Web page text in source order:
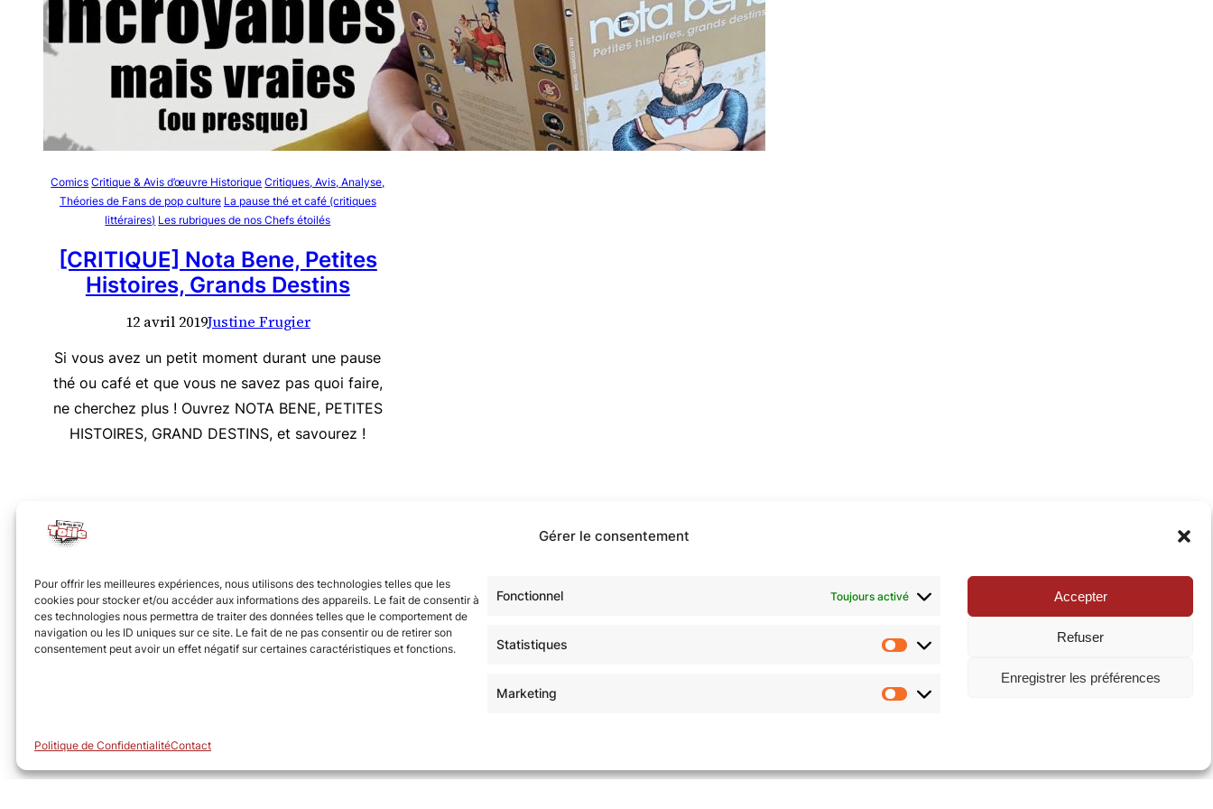
Gérer le consentement
Pour offrir les meilleures expériences, nous utilisons des technologies telles que les
cookies pour stocker et/ou accéder aux informations des appareils. Le fait de consentir à
ces technologies nous permettra de traiter des données telles que le comportement de
navigation ou les ID uniques sur ce site. Le fait de ne pas consentir ou de retirer son
consentement peut avoir un effet négatif sur certaines caractéristiques et fonctions.
Fonctionnel Toujours activé
Statistiques
Marketing
Accepter
Refuser
Enregistrer les préférences
Politique de ConfidentialitéContact
Comics Critique & Avis d’œuvre Historique Critiques, Avis, Analyse,
Théories de Fans de pop culture La pause thé et café (critiques
littéraires) Les rubriques de nos Chefs étoilés
[CRITIQUE] Nota Bene, Petites
Histoires, Grands Destins
12 avril 2019Justine Frugier
Si vous avez un petit moment durant une pause
thé ou café et que vous ne savez pas quoi faire,
ne cherchez plus ! Ouvrez NOTA BENE, PETITES
HISTOIRES, GRAND DESTINS, et savourez !
Nous vous invitons à rejoindre la communauté des étoilé·e·s en participant à notre groupe Facebook